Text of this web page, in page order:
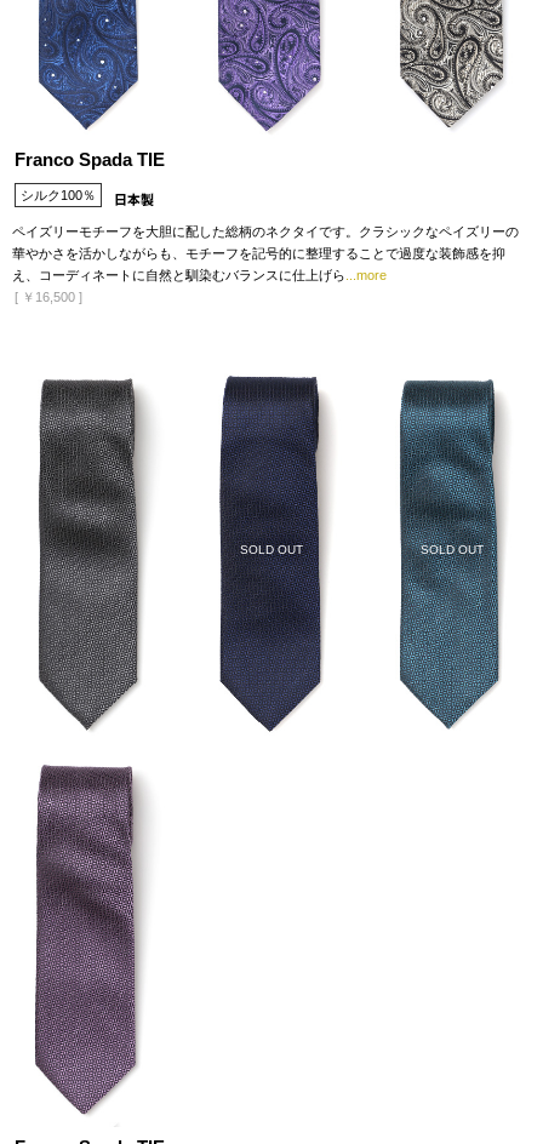
Franco Spada TIE
シルク100％
ペイズリーモチーフを大胆に配した総柄のネクタイです。クラシックなペイズリーの
華やかさを活かしながらも、モチーフを記号的に整理することで過度な装飾感を抑
え、コーディネートに自然と馴染むバランスに仕上げら ...more
[ ￥16,500 ]
SOLD OUT SOLD OUT